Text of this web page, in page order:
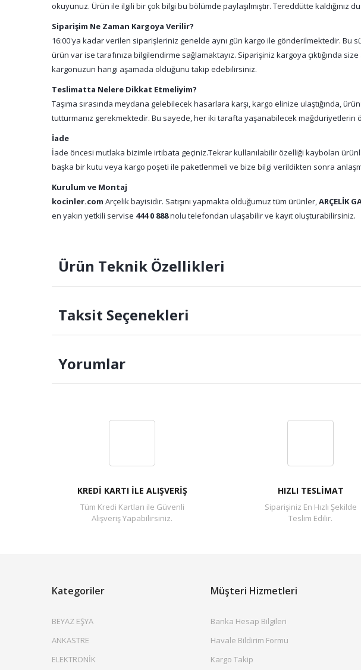
okuyunuz. Ürün ile ilgili bir çok bilgi bu bölümde paylaşılmıştır. Tereddütte
Siparişim Ne Zaman Kargoya Verilir?
16:00'ya kadar verilen siparişleriniz genelde aynı gün kargo ile gönderilmektedir.
ürün var ise tarafınıza bilgilendirme sağlamaktayız. Siparişiniz kargoya çıktığında
kargonuzun hangi aşamada olduğunu takip edebilirsiniz.
Teslimatta Nelere Dikkat Etmeliyim?
Taşıma sırasında meydana gelebilecek hasarlara karşı, kargo elinize ulaştığında,
tutturmanız gerekmektedir. Bu sayede, her iki tarafta yaşanabilecek mağduriyetlerin
İade
İade öncesi mutlaka bizimle irtibata geçiniz.Tekrar kullanılabilir özelliği kaybolan
başka bir kutu veya kargo poşeti ile paketlenmeli ve bize bilgi verildikten sonra
Kurulum ve Montaj
kocinler.com Arçelik bayisidir. Satışını yapmakta olduğumuz tüm ürünler,ARÇELİK
en yakın yetkili servise 444 0 888nolu telefondan ulaşabilir ve kayıt oluşturabilirsiniz.
Ürün Teknik Özellikleri
Taksit Seçenekleri
Yorumlar
KREDİ KARTI İLE ALIŞVERİŞ
Tüm Kredi Kartları ile Güvenli
Alışveriş Yapabilirsiniz.
HIZLI TESLİMAT
Siparişiniz En Hızlı Şekilde
Teslim Edilir.
Kategoriler
BEYAZ EŞYA
ANKASTRE
ELEKTRONİK
Müşteri Hizmetleri
Banka Hesap Bilgileri
Havale Bildirim Formu
Kargo Takip